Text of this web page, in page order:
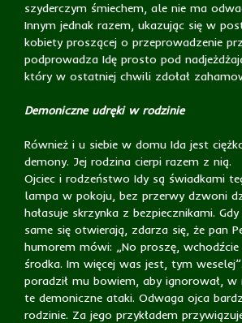
szyderczym śmiechem, ale nie ma
Innym jednak razem, ukazując się w
kobiety proszącej o przeprowadzenie
podprowadza Idę prosto pod
który w ostatniej chwili zdołał
Demoniczne udręki w rodzinie
Również i u siebie w domu Ida jest
demony. Jej rodzina cierpi razem z nią.
Ojciec i rodzeństwo Idy są świadkami
lampa w pokoju, bez przerwy dzwoni
hałasuje skrzynka z bezpiecznikami.
same się otwierają, zdarza się, że pan
humorem mówi: „No proszę,
środka. Im więcej was jest, tym
poradził mu bowiem, aby ignorował,
te demoniczne ataki. Odwaga ojca
rodzinie. Za jego przykładem